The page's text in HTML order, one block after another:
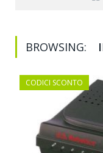
BROWSING:
CODICI SCONTO